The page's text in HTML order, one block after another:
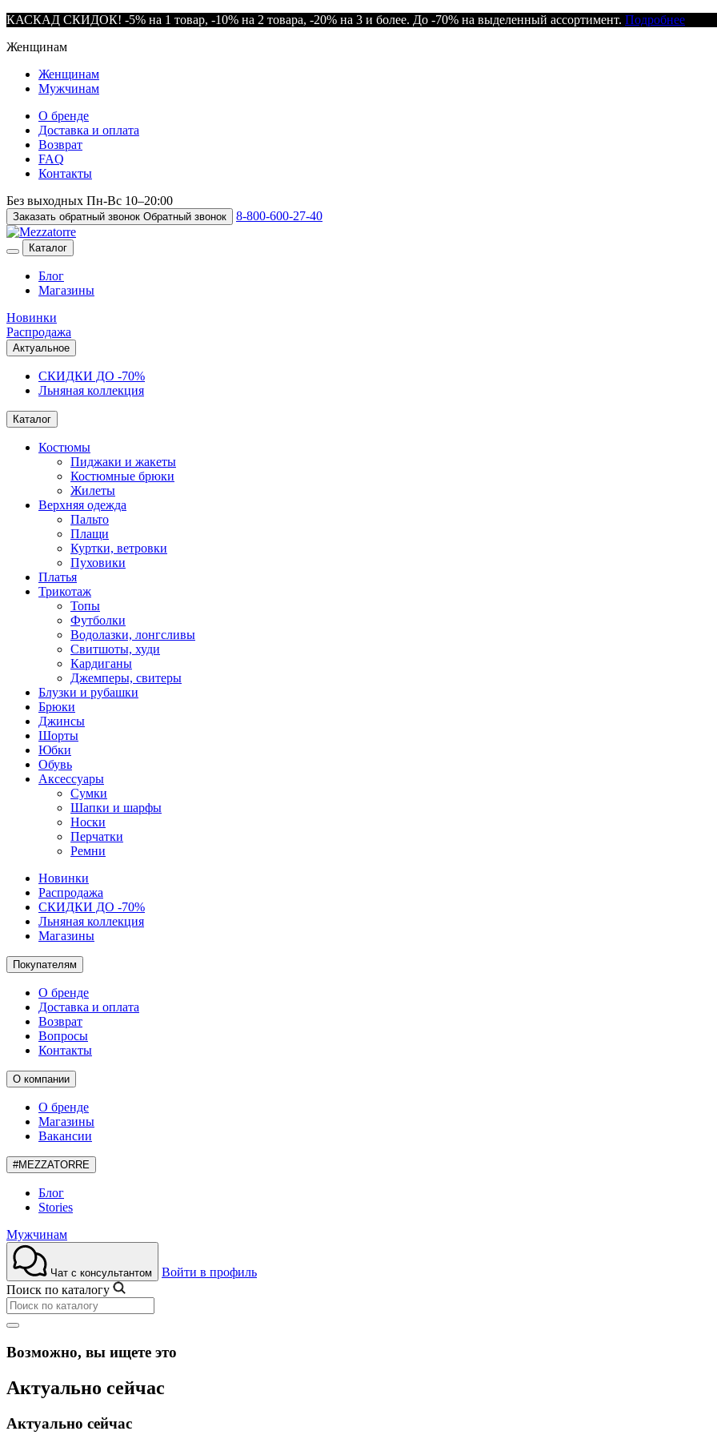
КАСКАД СКИДОК! -5% на 1 товар, -10% на 2 товара, -20% на 3 и более. До -70% на выделенный ассортимент. Подробнее
Женщинам
Женщинам
Мужчинам
О бренде
Доставка и оплата
Возврат
FAQ
Контакты
Без выходных Пн-Вс 10–20:00
Заказать обратный звонок Обратный звонок 8-800-600-27-40
Каталог
Блог
Магазины
Новинки
Распродажа
Актуальное
СКИДКИ ДО -70%
Льняная коллекция
Каталог
Костюмы
Пиджаки и жакеты
Костюмные брюки
Жилеты
Верхняя одежда
Пальто
Плащи
Куртки, ветровки
Пуховики
Платья
Трикотаж
Топы
Футболки
Водолазки, лонгсливы
Свитшоты, худи
Кардиганы
Джемперы, свитеры
Блузки и рубашки
Брюки
Джинсы
Шорты
Юбки
Обувь
Аксессуары
Сумки
Шапки и шарфы
Носки
Перчатки
Ремни
Новинки
Распродажа
СКИДКИ ДО -70%
Льняная коллекция
Магазины
Покупателям
О бренде
Доставка и оплата
Возврат
Вопросы
Контакты
О компании
О бренде
Магазины
Вакансии
#MEZZATORRE
Блог
Stories
Мужчинам
Чат с консультантом
Войти в профиль
Поиск по каталогу
Возможно, вы ищете это
Актуально сейчас
Актуально сейчас